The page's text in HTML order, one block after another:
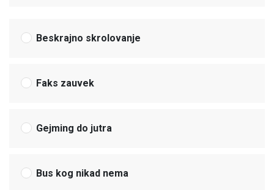
Beskrajno skrolovanje
Faks zauvek
Gejming do jutra
Bus kog nikad nema